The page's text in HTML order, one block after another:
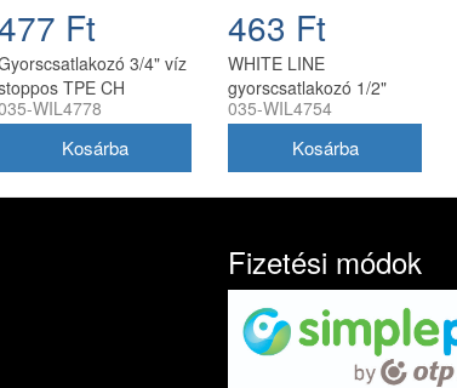
Ft
3/4" víz
TPE CH
WIL4778
463 Ft
WHITE LINE
gyorscsatlakozó 1/2"
stoppos CH
035-WIL4754
Fizetési módok